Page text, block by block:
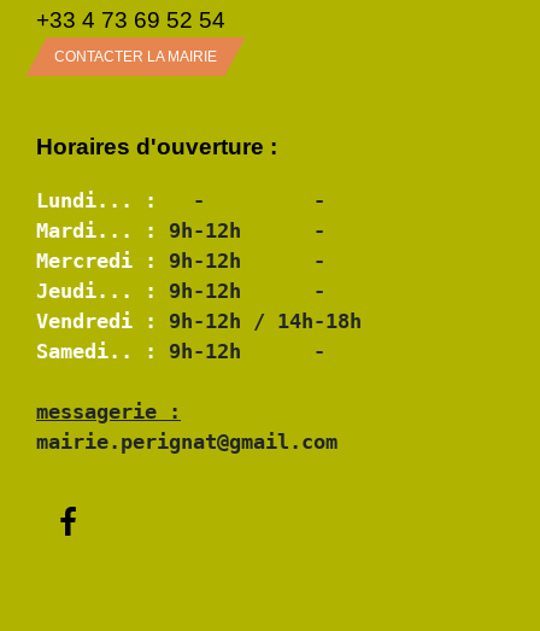
+33 4 73 69 52 54
CONTACTER LA MAIRIE
Horaires d'ouverture :
Lundi... :
Mardi... :
Mercredi :
Jeudi... :
Vendredi :
Samedi.. :
9h-12h      -
messagerie :
mairie.perignat@gmail.com